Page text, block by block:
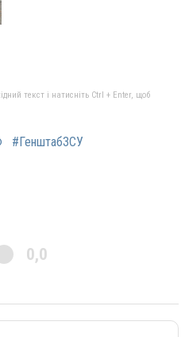
текст і натисніть Ctrl + Enter, щоб
#ГенштабЗСУ
0,0